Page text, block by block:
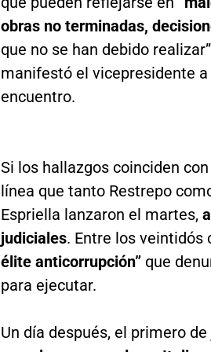
obras no terminadas,
que no se han debido
manifestó el vicepresidente
encuentro.
Si los hallazgos coinciden
línea que tanto Restrepo
Espriella lanzaron el martes,
judiciales. Entre los veintidós
élite anticorrupción” que
para ejecutar.
Un día después, el primero